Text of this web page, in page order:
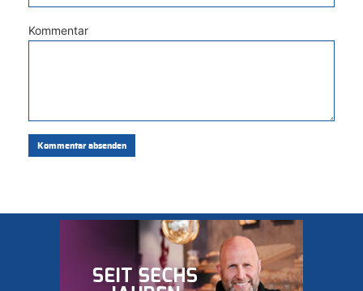
Kommentar